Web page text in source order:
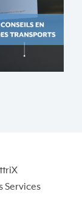
Services